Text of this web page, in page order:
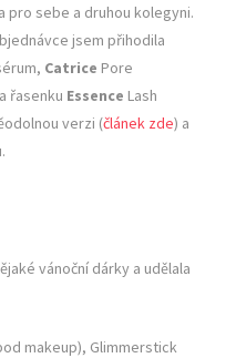
pro sebe a druhou kolegyni.
jsem přihodila
Catrice Pore
řasenku Essence Lash
verzi (článek zde) a
vánoční dárky a udělala
makeup), Glimmerstick